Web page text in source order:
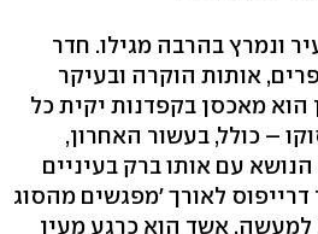
ונמרץ בהרבה מגילו. חדר
אותות הוקרה ובעיקר
הוא מאכסן בקפדנות יקית כל
– כולל, בעשור האחרון,
עם אותו ברק בעיניים
לאורך 'מפגשים מהסוג
אשד הוא כרגע מעין